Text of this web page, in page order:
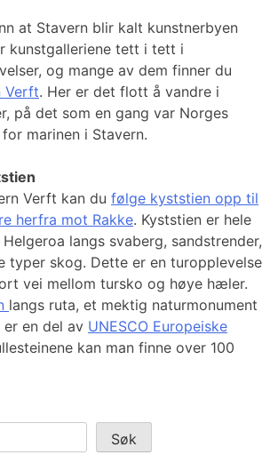
at Stavern blir kalt kunstnerbyen
kunstgalleriene tett i tett i
og mange av dem finner du
Verft. Her er det flott å vandre i
på det som en gang var Norges
marinen i Stavern.
Verft kan du følge kyststien opp til
herfra mot Rakke. Kyststien er hele
langs svaberg, sandstrender,
typer skog. Dette er en turopplevelse
vei mellom tursko og høye hæler.
langs ruta, et mektig naturmonument
en del av UNESCO Europeiske
kan man finne over 100
Søk